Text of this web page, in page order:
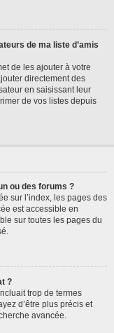
de ma liste d’amis
de les ajouter à votre
directement des
en saisissant leur
de vos listes depuis
ou des forums ?
sur l’index, les pages des
est accessible en
sur toutes les pages du
?
trop de termes
d’être plus précis et
avancée.